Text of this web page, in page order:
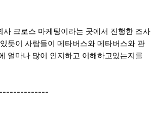
사 크로스 마케팅이라는 곳에서 진행한 조사
듯이 사람들이 메타버스와 메타버스와 관
얼마나 많이 인지하고 이해하고있는지를